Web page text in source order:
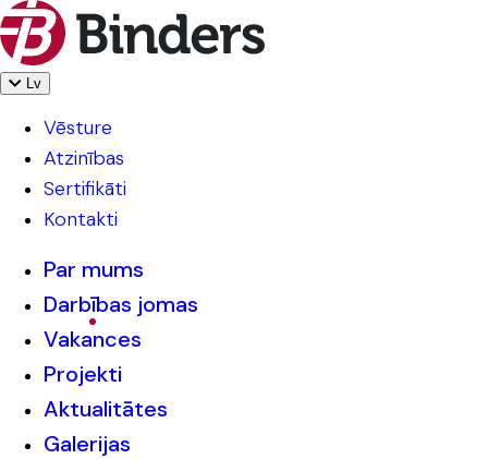
Lv
Vēsture
Atzinības
Sertifikāti
Kontakti
Par mums
Darbības jomas
Vakances
Projekti
Aktualitātes
Galerijas